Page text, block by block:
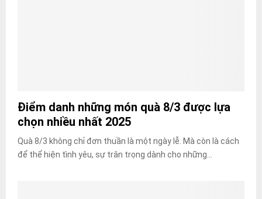
Điểm danh những món quà 8/3 được lựa
chọn nhiều nhất 2025
Quà 8/3 không chỉ đơn thuần là một ngày lễ. Mà còn là cách
để thể hiện tình yêu, sự trân trọng dành cho những...